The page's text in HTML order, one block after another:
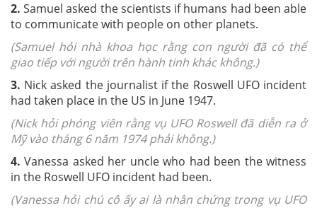
2. Samuel asked the scientists if humans had been able
to communicate with people on other planets.
(Samuel hỏi nhà khoa học rằng con người đã có thể
giao tiếp với người trên hành tinh khác không.)
3. Nick asked the journalist if the Roswell UFO incident
had taken place in the US in June 1947.
(Nick hỏi phóng viên rằng vụ UFO Roswell đã diễn ra ở
Mỹ vào tháng 6 năm 1974 phải không.)
4. Vanessa asked her uncle who had been the witness
in the Roswell UFO incident had been.
(Vanessa hỏi chú cô ấy ai là nhân chứng trong vụ UFO